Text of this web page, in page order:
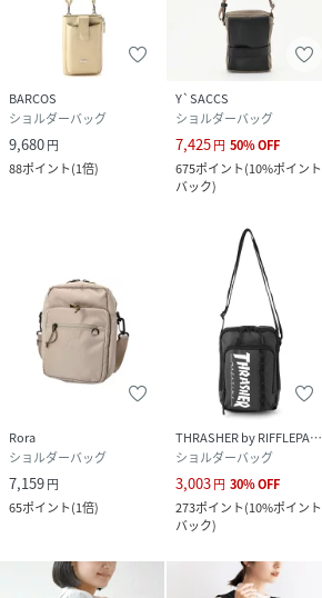
BARCOS
ショルダーバッグ
9,680円
88ポイント(1倍)
Y`SACCS
ショルダーバッグ
7,425円 50%OFF
675ポイント(10%ポイント
バック)
Rora
ショルダーバッグ
7,159円
65ポイント(1倍)
THRASHER by RIFFLEPAGE
ショルダーバッグ
3,003円 30%OFF
273ポイント(10%ポイント
バック)